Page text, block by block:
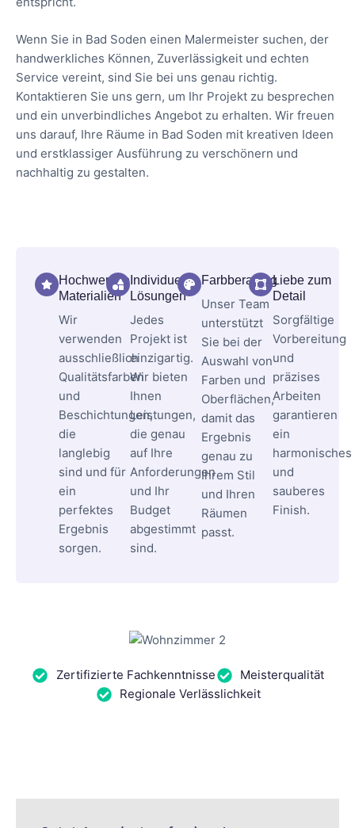
Wenn Sie in Bad Soden einen Malermeister suchen, der
handwerkliches Können, Zuverlässigkeit und echten
Service vereint, sind Sie bei uns genau richtig.
Kontaktieren Sie uns gern, um Ihr Projekt zu besprechen
und ein unverbindliches Angebot zu erhalten. Wir freuen
uns darauf, Ihre Räume in Bad Soden mit kreativen Ideen
und erstklassiger Ausführung zu verschönern und
nachhaltig zu gestalten.
Hochwertige
Materialien
Wir
verwenden
ausschließlich
Qualitätsfarben
und
Beschichtungen,
die
langlebig
sind und für
ein
perfektes
Ergebnis
sorgen.
Individuelle
Lösungen
Jedes
Projekt ist
einzigartig.
Wir bieten
Ihnen
Leistungen,
die genau
auf Ihre
Anforderungen
und Ihr
Budget
abgestimmt
sind.
Farbberatung
Unser Team
unterstützt
Sie bei der
Auswahl von
Farben und
Oberflächen,
damit das
Ergebnis
genau zu
Ihrem Stil
und Ihren
Räumen
passt.
Liebe zum
Detail
Sorgfältige
Vorbereitung
und
präzises
Arbeiten
garantieren
ein
harmonisches
und
sauberes
Finish.
Zertifizierte Fachkenntnisse
Meisterqualität
Regionale Verlässlichkeit